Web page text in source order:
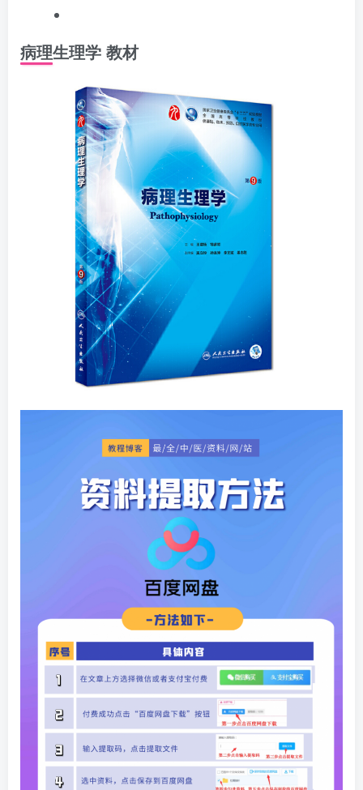
病理生理学 教材